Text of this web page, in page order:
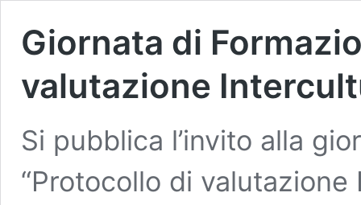
Giornata di
valutazione
Si pubblica l’invito alla
“Protocollo di